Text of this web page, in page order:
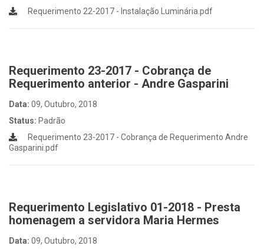
Requerimento 22-2017 - Instalação Luminária.pdf
Requerimento 23-2017 - Cobrança de
Requerimento anterior - Andre Gasparini
Data: 09, Outubro, 2018
Status: Padrão
Requerimento 23-2017 - Cobrança de Requerimento Andre
Gasparini.pdf
Requerimento Legislativo 01-2018 - Presta
homenagem a servidora Maria Hermes
Data: 09, Outubro, 2018